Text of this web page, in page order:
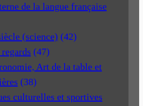
de la langue française
(science) (42)
(47)
Art de la table et
(38)
culturelles et sportives